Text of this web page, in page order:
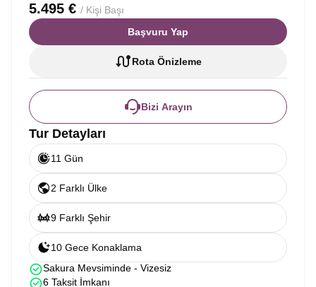
5.495 € / Kişi Başı
Başvuru Yap
Rota Önizleme
Bizi Arayın
Tur Detayları
11 Gün
2 Farklı Ülke
9 Farklı Şehir
10 Gece Konaklama
Sakura Mevsiminde - Vizesiz
6 Taksit İmkanı